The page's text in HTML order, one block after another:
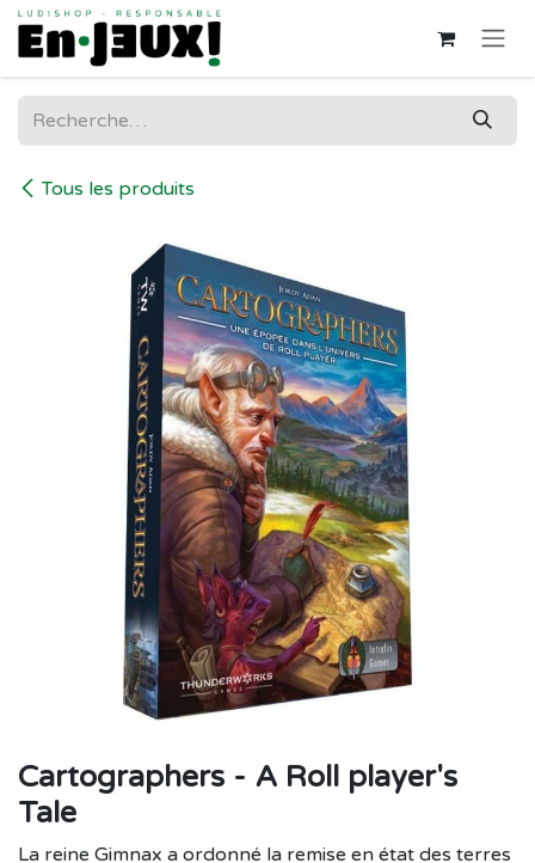
Se rendre au contenu
Tous les produits
Cartographers - A Roll player's
Tale
La reine Gimnax a ordonné la remise en état des terres